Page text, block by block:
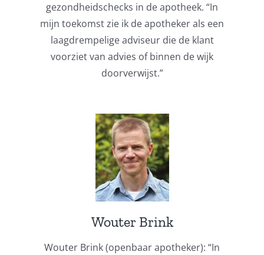
gezondheidschecks in de apotheek. “In
mijn toekomst zie ik de apotheker als een
laagdrempelige adviseur die de klant
voorziet van advies of binnen de wijk
doorverwijst.”
Wouter Brink
Wouter Brink (openbaar apotheker): “In